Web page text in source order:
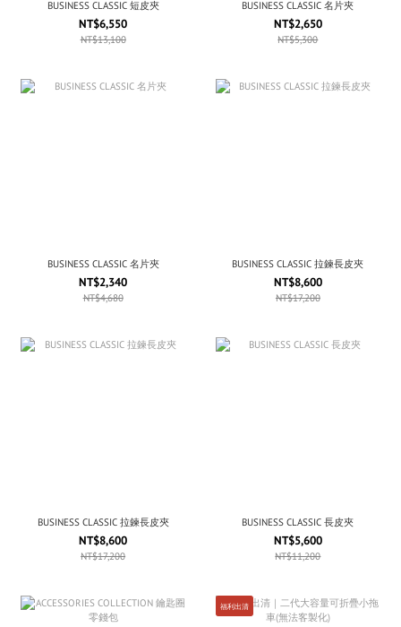
BUSINESS CLASSIC 短皮夾
NT$6,550
NT$13,100
BUSINESS CLASSIC 名片夾
NT$2,650
NT$5,300
BUSINESS CLASSIC 名片夾
NT$2,340
NT$4,680
BUSINESS CLASSIC 拉鍊長皮夾
NT$8,600
NT$17,200
BUSINESS CLASSIC 拉鍊長皮夾
NT$8,600
NT$17,200
BUSINESS CLASSIC 長皮夾
NT$5,600
NT$11,200
福利出清